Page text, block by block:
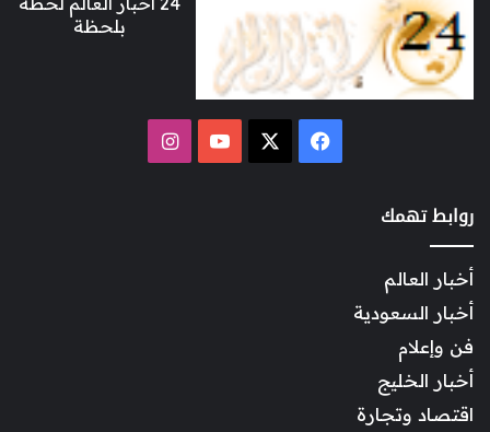
بلحظة
فيسبوك ‫YouTubeانستقرام
روابط تهمك
أخبار العالم
أخبار السعودية
فن وإعلام
أخبار الخليج
اقتصاد وتجارة